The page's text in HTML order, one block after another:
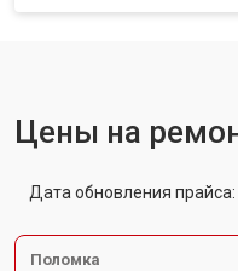
Цены на
Дата обновления прайса:
Поломка